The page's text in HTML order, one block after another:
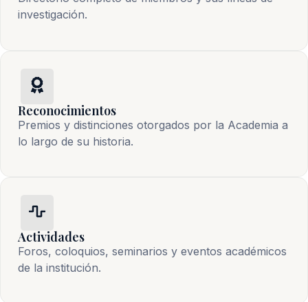
investigación.
Reconocimientos
Premios y distinciones otorgados por la Academia a
lo largo de su historia.
Actividades
Foros, coloquios, seminarios y eventos académicos
de la institución.